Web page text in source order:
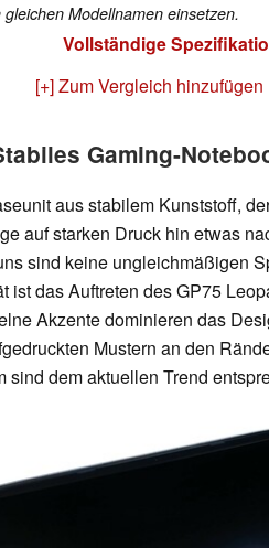
Modellnamen einsetzen.
Vollständige
[+] Zum Vergleich hinzufügen
Gaming-
aus stabilem Kunststoff,
auf starken Druck hin etwas
sind keine ungleichmäßigen
ist das Auftreten des GP75
Akzente dominieren das
Mustern an den
sind dem aktuellen Trend